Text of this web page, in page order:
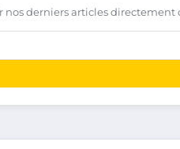
nos derniers articles